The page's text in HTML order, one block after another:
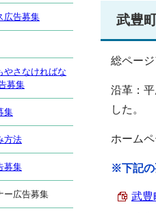
武豊
総ペー
沿革：
した。
ホーム
※下記の
武豊
広告募集
やさなければな
募集
集
方法
募集
ー広告募集